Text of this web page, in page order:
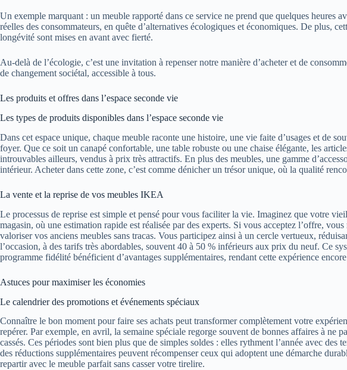
Un exemple marquant : un meuble rapporté dans ce service ne prend que quelques
réelles des consommateurs, en quête d’alternatives écologiques et économiques. De plus,
longévité sont mises en avant avec fierté.
Au-delà de l’écologie, c’est une invitation à repenser notre manière d’acheter et de
de changement sociétal, accessible à tous.
Les produits et offres dans l’espace seconde vie
Les types de produits disponibles dans l’espace seconde vie
Dans cet espace unique, chaque meuble raconte une histoire, une vie faite d’usages et de
foyer. Que ce soit un canapé confortable, une table robuste ou une chaise élégante, les
introuvables ailleurs, vendus à prix très attractifs. En plus des meubles, une gamme
intérieur. Acheter dans cette zone, c’est comme dénicher un trésor unique, où la qualité
La vente et la reprise de vos meubles IKEA
Le processus de reprise est simple et pensé pour vous faciliter la vie. Imaginez que votre
magasin, où une estimation rapide est réalisée par des experts. Si vous acceptez l’offre,
valoriser vos anciens meubles sans tracas. Vous participez ainsi à un cercle vertueux,
l’occasion, à des tarifs très abordables, souvent 40 à 50 % inférieurs aux prix du neuf. Ce
programme fidélité bénéficient d’avantages supplémentaires, rendant cette expérience
Astuces pour maximiser les économies
Le calendrier des promotions et événements spéciaux
Connaître le bon moment pour faire ses achats peut transformer complètement votre
repérer. Par exemple, en avril, la semaine spéciale regorge souvent de bonnes affaires à ne
cassés. Ces périodes sont bien plus que de simples soldes : elles rythment l’année avec
des réductions supplémentaires peuvent récompenser ceux qui adoptent une démarche
repartir avec le meuble parfait sans casser votre tirelire.